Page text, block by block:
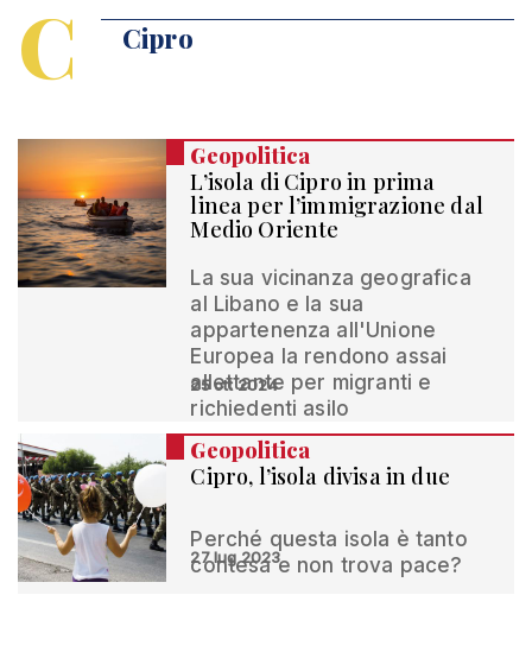
C Cipro
Geopolitica
L’isola di Cipro in prima
linea per l’immigrazione dal
Medio Oriente
La sua vicinanza geografica
al Libano e la sua
appartenenza all'Unione
Europea la rendono assai
allettante per migranti e
richiedenti asilo
25 ott 2024
Geopolitica
Cipro, l’isola divisa in due
Perché questa isola è tanto
contesa e non trova pace?
27 lug 2023